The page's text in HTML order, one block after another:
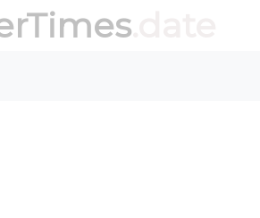
.date